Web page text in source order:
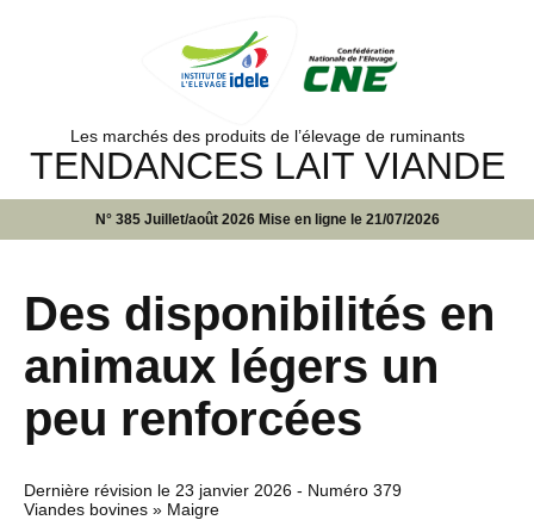
Les marchés des produits de l’élevage de ruminants
TENDANCES LAIT VIANDE
N° 385 Juillet/août 2026 Mise en ligne le 21/07/2026
Des disponibilités en
animaux légers un
peu renforcées
Dernière révision le 23 janvier 2026 - Numéro 379
Viandes bovines » Maigre